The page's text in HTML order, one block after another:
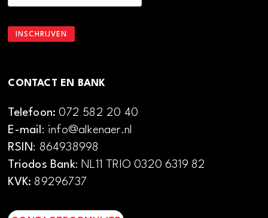
CONTACT EN BANK
Telefoon:072 582 20 40
E-mail: info@alkenaer.nl
RSIN: 864938998
Triodos Bank: NL11 TRIO 0320 6319 82
KVK: 89296737